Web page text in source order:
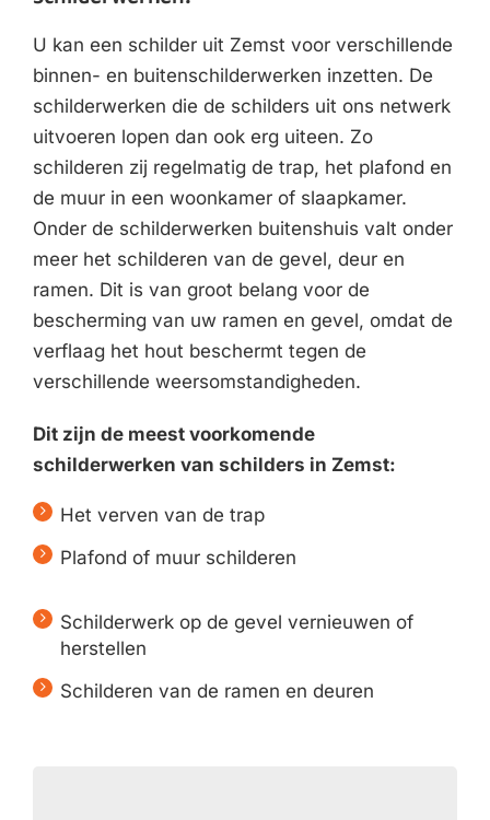
U kan een schilder uit Zemst voor verschillende
binnen- en buitenschilderwerken inzetten. De
schilderwerken die de schilders uit ons netwerk
uitvoeren lopen dan ook erg uiteen. Zo
schilderen zij regelmatig de trap, het plafond en
de muur in een woonkamer of slaapkamer.
Onder de schilderwerken buitenshuis valt onder
meer het schilderen van de gevel, deur en
ramen. Dit is van groot belang voor de
bescherming van uw ramen en gevel, omdat de
verflaag het hout beschermt tegen de
verschillende weersomstandigheden.
Dit zijn de meest voorkomende
schilderwerken van schilders in Zemst:
Het verven van de trap
Plafond of muur schilderen
Schilderwerk op de gevel vernieuwen of
herstellen
Schilderen van de ramen en deuren